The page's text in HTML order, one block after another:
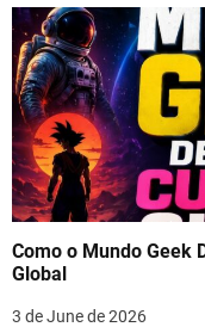
Como o Mundo Geek
Global
3 de June de 2026